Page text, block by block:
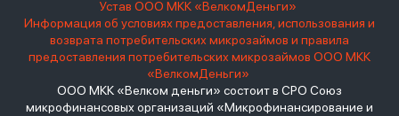
Устав ООО МКК «ВелкомДеньги»
Информация об условиях предоставления, использования и
возврата потребительских микрозаймов и правила
предоставления потребительских микрозаймов ООО МКК
«ВелкомДеньги»
ООО МКК «Велком деньги» состоит в СРО Союз
микрофинансовых организаций «Микрофинансирование и